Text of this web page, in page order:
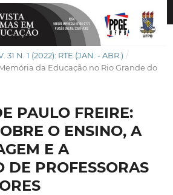
31 N. 1 (2022): RTE (JAN. - ABR.) /
da Educação no Rio Grande do
PAULO FREIRE:
O ENSINO, A
E A
DE PROFESSORAS